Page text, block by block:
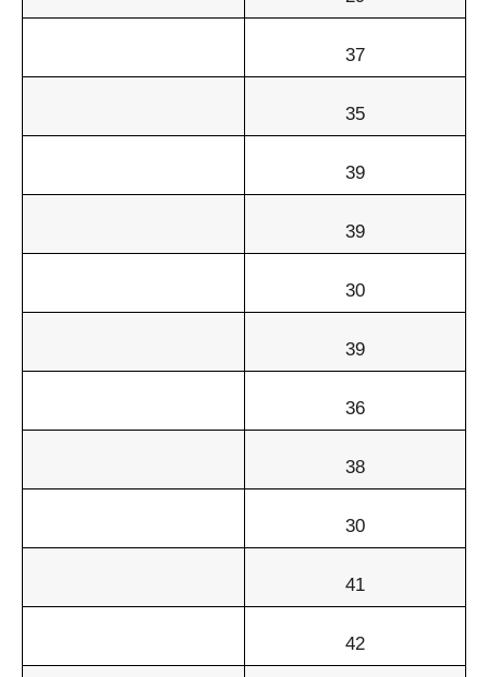
37
35
39
39
30
39
36
38
30
41
42